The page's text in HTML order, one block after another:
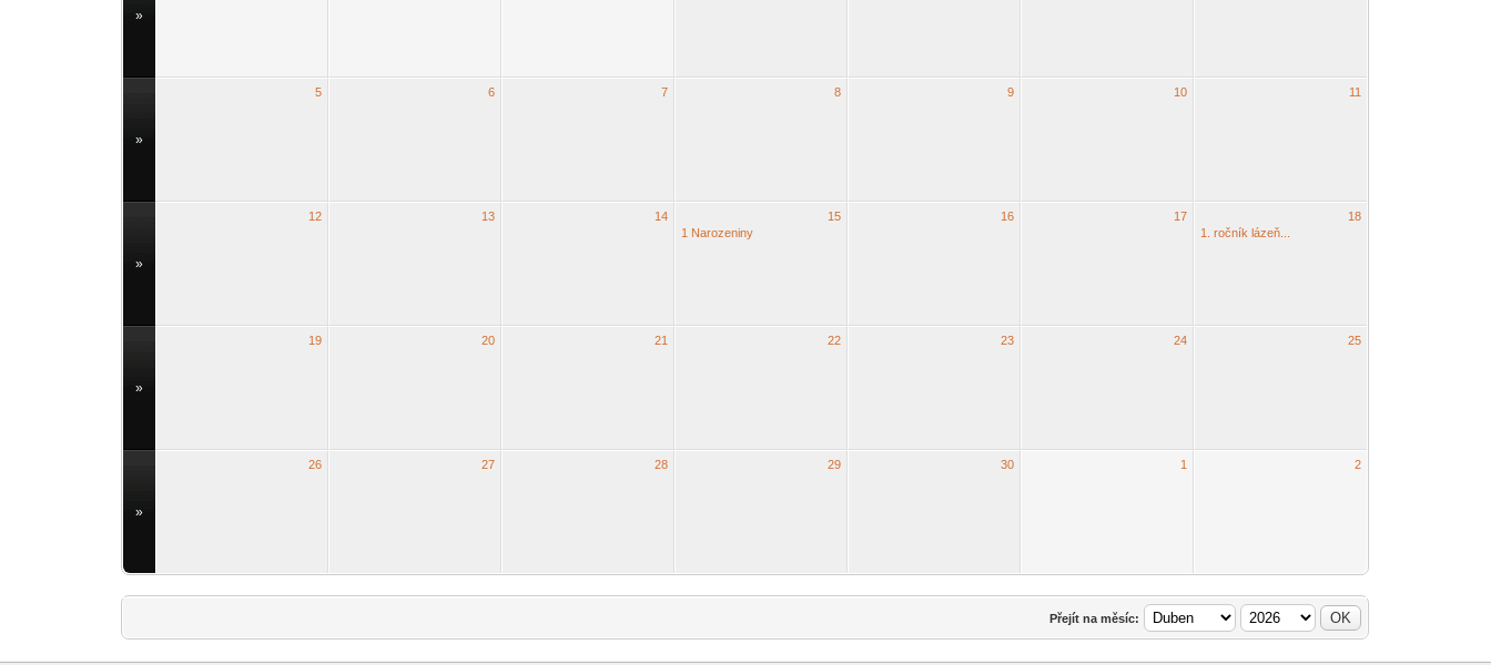
»
»
5 6 7 8 9 10 11
»
12 13 14
15
1 Narozeniny
16 17
18
1. ročník lázeň...
»
19 20 21 22 23 24 25
»
26 27 28 29 30 1 2
Přejít na měsíc: